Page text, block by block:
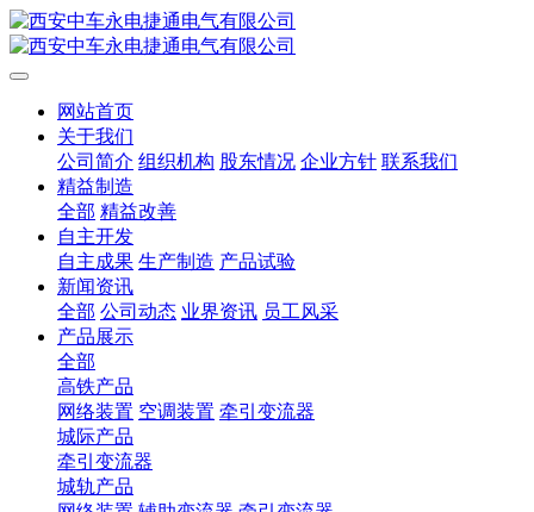
网站首页
关于我们
公司简介 组织机构 股东情况 企业方针 联系我们
精益制造
全部 精益改善
自主开发
自主成果 生产制造 产品试验
新闻资讯
全部 公司动态 业界资讯 员工风采
产品展示
全部
高铁产品
网络装置 空调装置 牵引变流器
城际产品
牵引变流器
城轨产品